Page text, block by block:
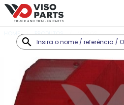
PRODUTOS VIDROS